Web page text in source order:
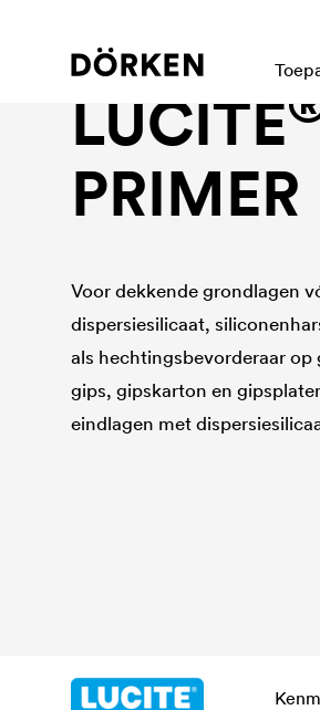
LUCITE
PRIMER
Voor dekkende grondlagen
dispersiesilicaat,
als hechtingsbevorderaar
gips, gipskarton en
eindlagen met